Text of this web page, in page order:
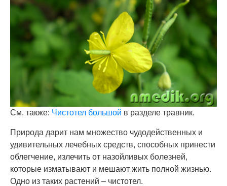
См. также: Чистотел большой в разделе травник.
Природа дарит нам множество чудодейственных и
удивительных лечебных средств, способных принести
облегчение, излечить от назойливых болезней,
которые изматывают и мешают жить полной жизнью.
Одно из таких растений – чистотел.